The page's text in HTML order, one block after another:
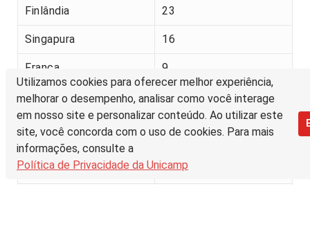
Utilizamos cookies para oferecer melhor experiência,
melhorar o desempenho, analisar como você interage
em nosso site e personalizar conteúdo. Ao utilizar este
site, você concorda com o uso de cookies. Para mais
informações, consulte a
Política de Privacidade da Unicamp
Finlândia 23
Singapura 16
França 9
China 6
Países Baixos
(Holanda)
3
Suécia 2